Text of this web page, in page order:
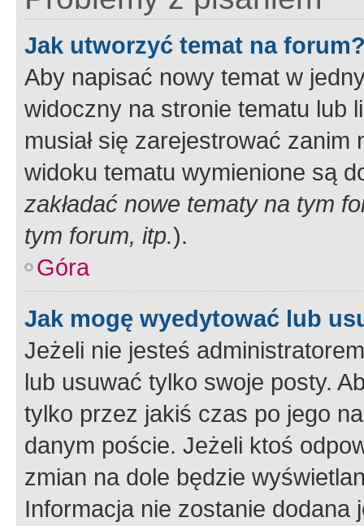
Jak utworzyć temat na
Aby napisać nowy temat w
widoczny na stronie tematu lub
musiał się zarejestrować
widoku tematu wymienione są
zakładać nowe tematy na tym
tym forum, itp.).
Góra
Jak mogę wyedytować lub
Jeżeli nie jesteś
lub usuwać tylko swoje posty.
tylko przez jakiś czas po jego
danym poście. Jeżeli ktoś
zmian na dole będzie
Informacja nie zostanie dodana